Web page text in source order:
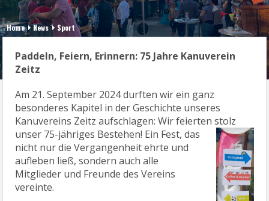
Home News Sport
Paddeln, Feiern, Erinnern: 75 Jahre Kanuverein
Zeitz
Am 21. September 2024 durften wir ein ganz
besonderes Kapitel in der Geschichte unseres
Kanuvereins Zeitz aufschlagen: Wir feierten stolz
unser 75-jähriges Bestehen! Ein Fest, das
nicht nur die Vergangenheit ehrte und
aufleben ließ, sondern auch alle
Mitglieder und Freunde des Vereins
vereinte.